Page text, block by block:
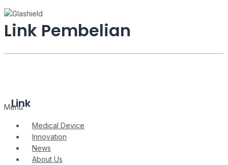
Link Pembelian
Link
Menu
Medical Device
Innovation
News
About Us